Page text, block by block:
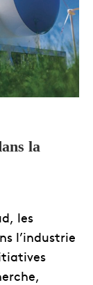
la
les
l’industrie